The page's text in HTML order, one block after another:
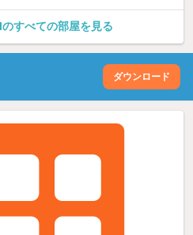
すべての部屋を見る
ダウンロード